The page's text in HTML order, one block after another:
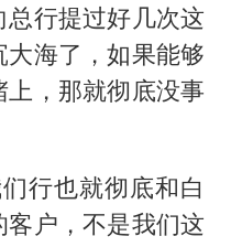
行提过好几次这
海了，如果能够
，那就彻底没事
行也就彻底和白
客户，不是我们这